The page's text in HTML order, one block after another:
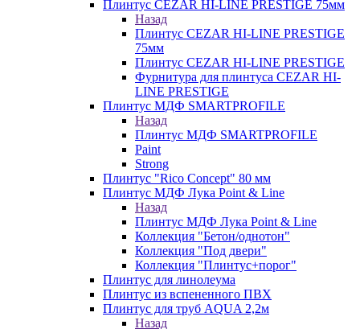
Плинтус CEZAR HI-LINE PRESTIGE 75мм
Назад
Плинтус CEZAR HI-LINE PRESTIGE
75мм
Плинтус CEZAR HI-LINE PRESTIGE
Фурнитура для плинтуса CEZAR HI-
LINE PRESTIGE
Плинтус МДФ SMARTPROFILE
Назад
Плинтус МДФ SMARTPROFILE
Paint
Strong
Плинтус "Rico Concept" 80 мм
Плинтус МДФ Лука Point & Line
Назад
Плинтус МДФ Лука Point & Line
Коллекция "Бетон/однотон"
Коллекция "Под двери"
Коллекция "Плинтус+порог"
Плинтус для линолеума
Плинтус из вспененного ПВХ
Плинтус для труб AQUA 2,2м
Назад